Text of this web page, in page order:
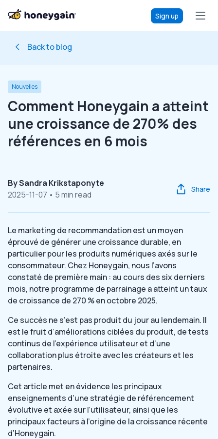
Sign up
Back to blog
Nouvelles
Comment Honeygain a atteint
une croissance de 270% des
références en 6 mois
BySandra Krikstaponyte
2025-11-07 • 5 min read
Share
Le marketing de recommandation est un moyen
éprouvé de générer une croissance durable, en
particulier pour les produits numériques axés sur le
consommateur. Chez Honeygain, nous l’avons
constaté de première main : au cours des six derniers
mois, notre programme de parrainage a atteint un taux
de croissance de 270 % en octobre 2025.
Ce succès ne s’est pas produit du jour au lendemain. Il
est le fruit d’améliorations ciblées du produit, de tests
continus de l’expérience utilisateur et d’une
collaboration plus étroite avec les créateurs et les
partenaires.
Cet article met en évidence les principaux
enseignements d’une stratégie de référencement
évolutive et axée sur l’utilisateur, ainsi que les
principaux facteurs à l’origine de la croissance récente
d’Honeygain.